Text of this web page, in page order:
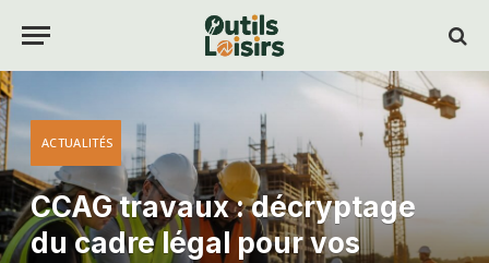
ACTUALITÉS
CCAG travaux : décryptage
du cadre légal pour vos